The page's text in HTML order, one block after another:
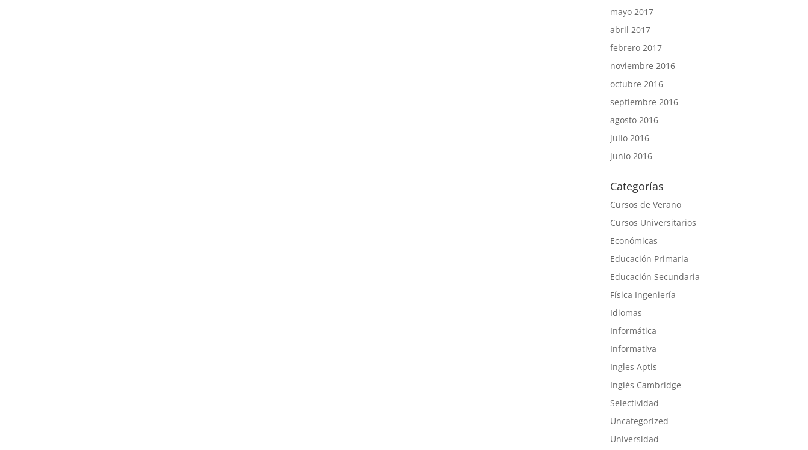
mayo 2017
abril 2017
febrero 2017
noviembre 2016
octubre 2016
septiembre 2016
agosto 2016
julio 2016
junio 2016
Categorías
Cursos de Verano
Cursos Universitarios
Económicas
Educación Primaria
Educación Secundaria
Física Ingeniería
Idiomas
Informática
Informativa
Ingles Aptis
Inglés Cambridge
Selectividad
Uncategorized
Universidad